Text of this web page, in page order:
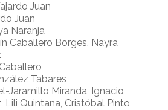
Juan
Juan
Naranja
Caballero Borges, Nayra
Tabares
Jaramillo Miranda, Ignacio
Lili Quintana, Cristóbal Pinto